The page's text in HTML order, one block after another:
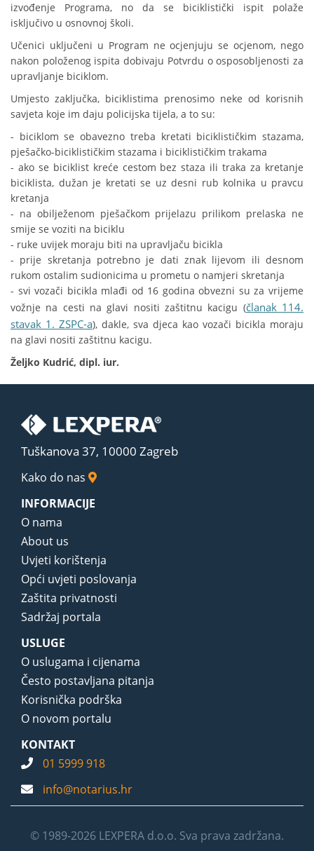
izvođenje Programa, no da se biciklistički ispit polaže
isključivo u osnovnoj školi.
Učenici uključeni u Program ne ocjenjuju se ocjenom, nego
nakon položenog ispita dobivaju Potvrdu o osposobljenosti za
upravljanje biciklom.
Umjesto zaključka, biciklistima prenosimo neke od korisnih
savjeta koje im daju policijska tijela, a to su:
- biciklom se obavezno treba kretati biciklističkim stazama,
pješačko-biciklističkim stazama i biciklističkim trakama
- ako se biciklist kreće cestom bez staza ili traka za kretanje
biciklista, dužan je kretati se uz desni rub kolnika u pravcu
kretanja
- na obilježenom pješačkom prijelazu prilikom prelaska ne
smije se voziti na biciklu
- ruke uvijek moraju biti na upravljaču bicikla
- prije skretanja potrebno je dati znak lijevom ili desnom
rukom ostalim sudionicima u prometu o namjeri skretanja
- svi vozači bicikla mlađi od 16 godina obvezni su za vrijeme
vožnje na cesti na glavi nositi zaštitnu kacigu (članak 114.
stavak 1. ZSPC-a), dakle, sva djeca kao vozači bicikla moraju
na glavi nositi zaštitnu kacigu.
Željko Kudrić, dipl. iur.
Tuškanova 37, 10000 Zagreb
Kako do nas
INFORMACIJE
O nama
About us
Uvjeti korištenja
Opći uvjeti poslovanja
Zaštita privatnosti
Sadržaj portala
USLUGE
O uslugama i cijenama
Često postavljana pitanja
Korisnička podrška
O novom portalu
KONTAKT
01 5999 918
info@notarius.hr
© 1989-2026 LEXPERA d.o.o. Sva prava zadržana.